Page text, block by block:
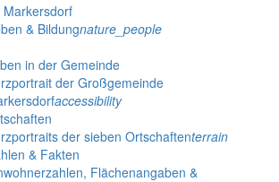
& Bildungnature_people
in der Gemeinde
der Großgemeinde
accessibility
der sieben Ortschaftenterrain
& Fakten
Flächenangaben &